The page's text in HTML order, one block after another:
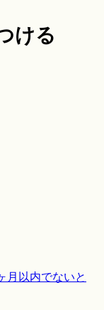
ける
月以内でないと